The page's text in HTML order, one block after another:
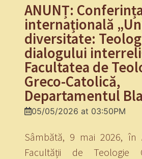
ANUNȚ:
internațională
diversitate:
dialogului
Facultatea de
Greco-Catolică,
Departamentul
05/05/2026 at 03:50PM
Sâmbătă, 9 mai 2026, în
Facultății de Teologie